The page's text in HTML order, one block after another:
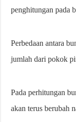
penghitungan pada
Perbedaan antara
jumlah dari pokok
Pada perhitungan
akan terus berubah